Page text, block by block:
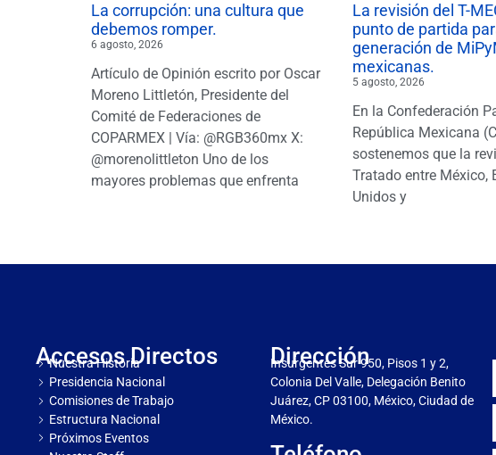
La corrupción: una cultura que
debemos romper.
6 agosto, 2026
Artículo de Opinión escrito por Oscar
Moreno Littletón, Presidente del
Comité de Federaciones de
COPARMEX | Vía: @RGB360mx X:
@morenolittleton Uno de los
mayores problemas que enfrenta
La revisión del T-
punto de partida
generación de
mexicanas.
5 agosto, 2026
En la Confederación
República Mexicana
sostenemos que la
Tratado entre México,
Unidos y
Accesos Directos
Nuestra Historia
Presidencia Nacional
Comisiones de Trabajo
Estructura Nacional
Próximos Eventos
Dirección
Insurgentes Sur 950, Pisos 1 y 2,
Colonia Del Valle, Delegación Benito
Juárez, CP 03100, México, Ciudad de
México.